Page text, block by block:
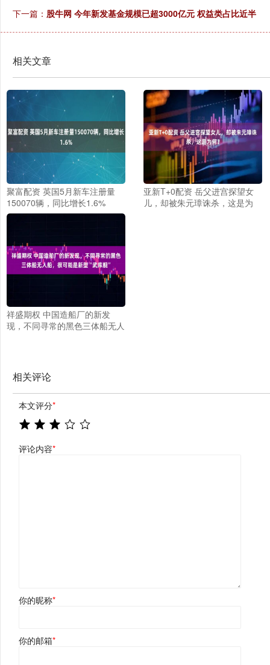
下一篇： 股牛网 今年新发基金规模已超3000亿元 权益类占比近半
相关文章
聚富配资 英国5月新车注册量
150070辆，同比增长1.6%
亚新T+0配资 岳父进宫探望女
儿，却被朱元璋诛杀，这是为
祥盛期权 中国造船厂的新发
现，不同寻常的黑色三体船无人
相关评论
本文评分*
评论内容*
你的昵称*
你的邮箱*